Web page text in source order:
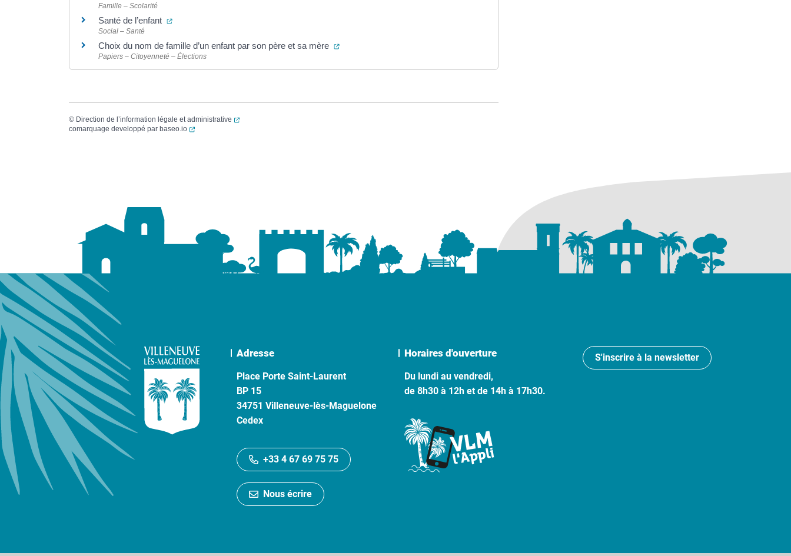
Famille – Scolarité
Santé de l’enfant (ouverture dans un nouvel onglet)
Social – Santé
Choix du nom de famille d’un enfant par son père et sa mère (ouverture dans un nouvel onglet)
Papiers – Citoyenneté – Élections
© Direction de l’information légale et administrative
(ouverture dans un nouvel onglet)
comarquage developpé par baseo.io (ouverture dans un nouvel onglet)
Adresse
Place Porte Saint-Laurent
BP 15
34751 Villeneuve-lès-Maguelone
Cedex
+33 4 67 69 75 75
Nous écrire
Horaires d'ouverture
Du lundi au vendredi,
de 8h30 à 12h et de 14h à 17h30.
S'inscrire à la newsletter